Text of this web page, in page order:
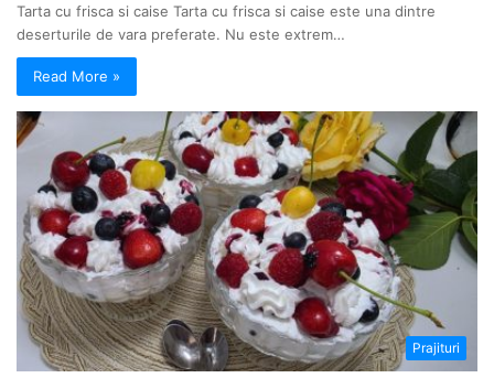
Tarta cu frisca si caise Tarta cu frisca si caise este una dintre
deserturile de vara preferate. Nu este extrem…
Read More »
Prajituri